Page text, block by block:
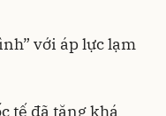
với áp lực lạm
tế đã tăng khá